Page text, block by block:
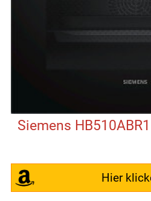
Siemens
Hier